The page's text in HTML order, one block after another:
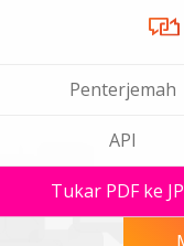
Penterjemah
API
Tukar PDF ke